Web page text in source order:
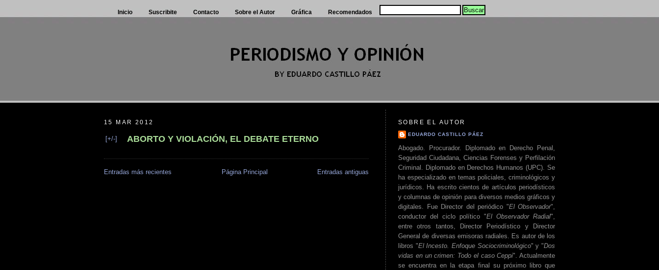
Inicio Suscribite Contacto Sobre el Autor Gráfica Recomendados
15 MAR 2012
[+/-] ABORTO Y VIOLACIÓN, EL DEBATE ETERNO
Entradas más recientes Entradas antiguas
Página Principal
SOBRE EL AUTOR
EDUARDO CASTILLO PÁEZ
Abogado. Procurador. Diplomado en Derecho Penal,
Seguridad Ciudadana, Ciencias Forenses y Perfilación
Criminal. Diplomado en Derechos Humanos (UPC). Se
ha especializado en temas policiales, criminológicos y
jurídicos. Ha escrito cientos de artículos periodísticos
y columnas de opinión para diversos medios gráficos y
digitales. Fue Director del periódico "El Observador",
conductor del ciclo político "El Observador Radial",
entre otros tantos, Director Periodístico y Director
General de diversas emisoras radiales. Es autor de los
libros "El Incesto. Enfoque Sociocriminológico" y "Dos
vidas en un crimen: Todo el caso Ceppi". Actualmente
se encuentra en la etapa final su próximo libro que